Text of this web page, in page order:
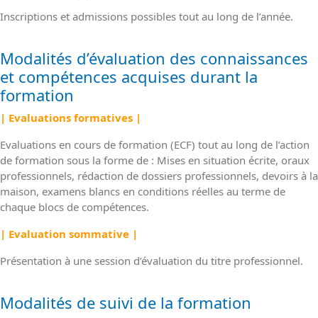
Inscriptions et admissions possibles tout au long de l’année.
Modalités d’évaluation des connaissances
et compétences acquises durant la
formation
| Evaluations formatives |
Evaluations en cours de formation (ECF) tout au long de l’action
de formation sous la forme de : Mises en situation écrite, oraux
professionnels, rédaction de dossiers professionnels, devoirs à la
maison, examens blancs en conditions réelles au terme de
chaque blocs de compétences.
| Evaluation sommative |
Présentation à une session d’évaluation du titre professionnel.
Modalités de suivi de la formation